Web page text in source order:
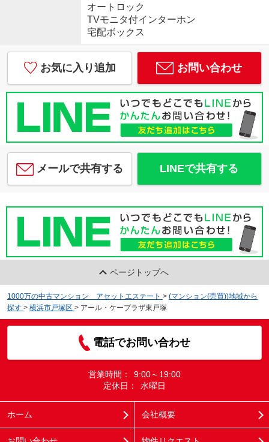
オートロック
TVモニタ付インターホン
宅配ボックス
お気に入り追加 お問い合わせ
メールで共有する LINEで共有する
ページトップへ
1000万の中古マンション アセットエステート > (マンション(売買))地域から
探す > 横浜市戸塚区 > アール・ケープラザ東戸塚
電話でお問い合わせ
営業時間：
9:00～19:00
定休日：
水曜日
ホーム 会社概要